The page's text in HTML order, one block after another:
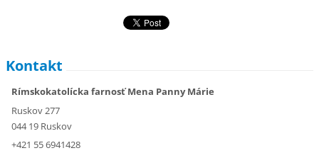
Kontakt
Rímskokatolícka farnosť Mena Panny Márie
Ruskov 277
044 19 Ruskov
+421 55 6941428